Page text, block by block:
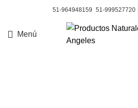
51-964948159 51-999527720
Menú